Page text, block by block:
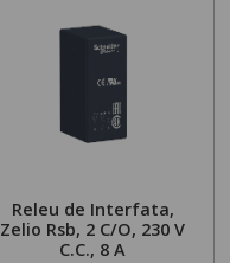
Releu de Interfata,
Zelio Rsb, 2 C/O, 230 V
C.C., 8 A